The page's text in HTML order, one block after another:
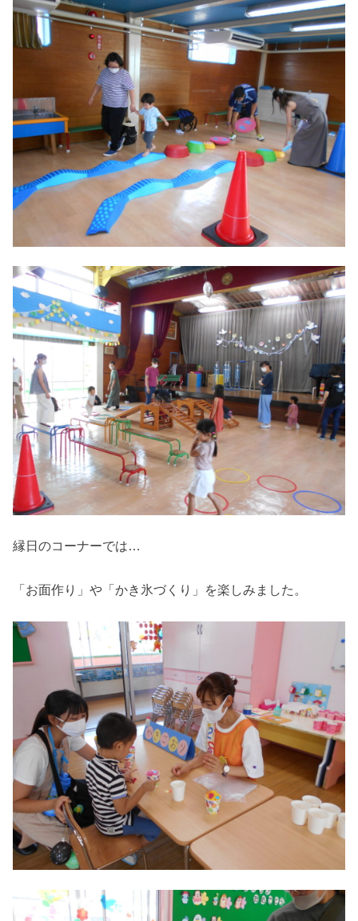
縁日のコーナーでは…
「お面作り」や「かき氷づくり」を楽しみました。